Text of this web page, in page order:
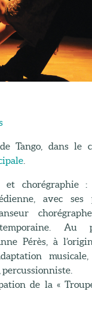
Tango, dans le
et chorégraphie :
avec ses
Au
Pérès, à
musicale,
de la «